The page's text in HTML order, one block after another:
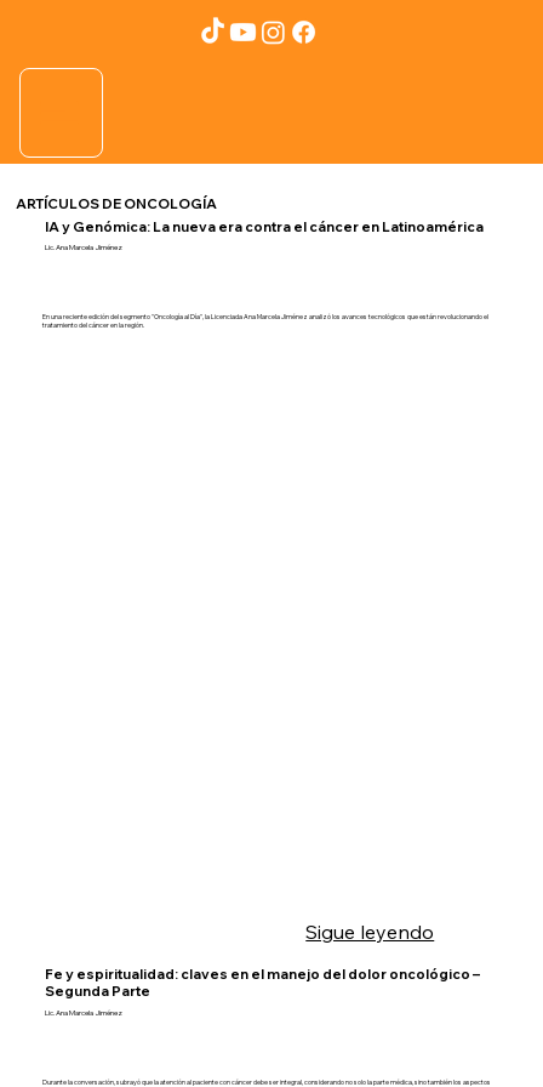
ARTÍCULOS DE ONCOLOGÍA
IA y Genómica: La nueva era contra el cáncer en Latinoamérica
Lic. Ana Marcela Jiménez
En una reciente edición del segmento "Oncología al Día", la Licenciada Ana Marcela Jiménez analizó los avances tecnológicos que están revolucionando el
tratamiento del cáncer en la región.
Sigue leyendo
Fe y espiritualidad: claves en el manejo del dolor oncológico –
Segunda Parte
Lic. Ana Marcela Jiménez
Durante la conversación, subrayó que la atención al paciente con cáncer debe ser integral, considerando no solo la parte médica, sino también los aspectos